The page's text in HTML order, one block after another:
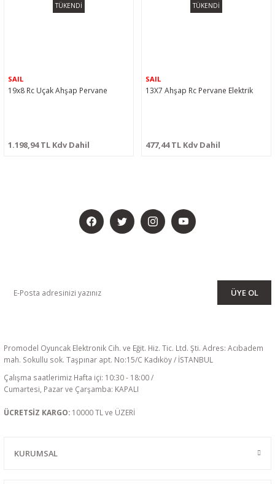
TÜKENDİ
SAIL
19x8 Rc Uçak Ahşap Pervane
1.198,94 TL Kdv Dahil
TÜKENDİ
SAIL
13X7 Ahşap Rc Pervane Elektrik
477,44 TL Kdv Dahil
ÜYE OL
Promodel Oyuncak Elektronik Cih. ve Eğit. Hiz. Tic. Ltd. Şti. Adres: Acıbadem
mah. Sokullu sok. Taşpınar apt. No:15/C Kadıköy / İSTANBUL
Çalışma saatlerimiz Hafta içi: 10:30 - 18:00 /
Cumartesi, Pazar ve Çarşamba: KAPALI
ÜCRETSİZ KARGO: 10000 TL ve ÜZERİ
KURUMSAL